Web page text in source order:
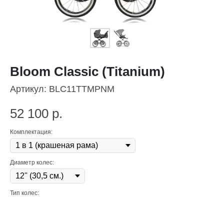
Bloom Classic (Titanium)
Артикул: BLC11TTMPNM
52 100 р.
Комплектация:
Диаметр колес:
Тип колес: